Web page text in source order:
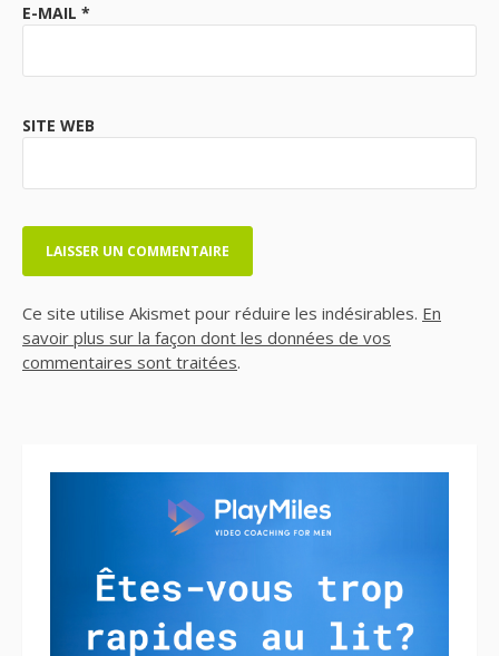
E-MAIL *
SITE WEB
Ce site utilise Akismet pour réduire les indésirables. En
savoir plus sur la façon dont les données de vos
commentaires sont traitées.